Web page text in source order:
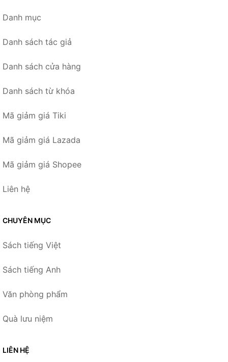
Danh mục
Danh sách tác giả
Danh sách cửa hàng
Danh sách từ khóa
Mã giảm giá Tiki
Mã giảm giá Lazada
Mã giảm giá Shopee
Liên hệ
CHUYÊN MỤC
Sách tiếng Việt
Sách tiếng Anh
Văn phòng phẩm
Quà lưu niệm
LIÊN HỆ